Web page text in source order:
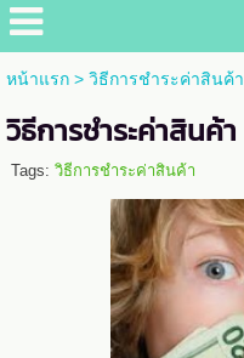
หน้าแรก > วิธีการชำระค่าสินค้า
วิธีการชำระค่าสินค้า
Tags: วิธีการชำระค่าสินค้า